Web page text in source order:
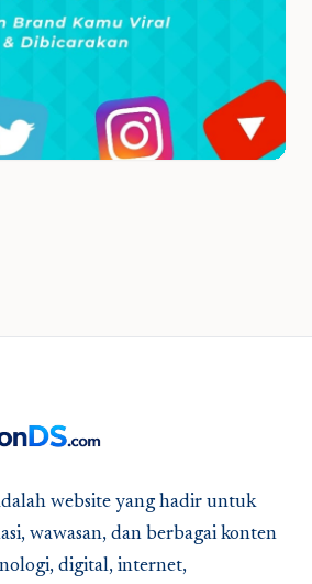
website yang hadir untuk
wawasan, dan berbagai konten
digital, internet,